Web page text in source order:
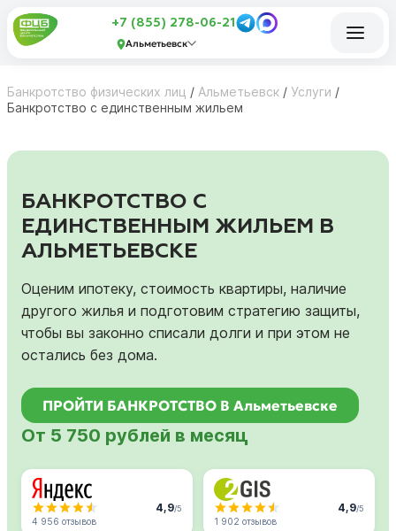
+7 (855) 278-06-21
Альметьевск
Банкротство физических лиц / Альметьевск / Услуги /
Банкротство с единственным жильем
БАНКРОТСТВО С
ЕДИНСТВЕННЫМ ЖИЛЬЕМ В
АЛЬМЕТЬЕВСКЕ
Оценим ипотеку, стоимость квартиры, наличие
другого жилья и подготовим стратегию защиты,
чтобы вы законно списали долги и при этом не
остались без дома.
ПРОЙТИ БАНКРОТСТВО В Альметьевске
От 5 750 рублей в месяц
4,9/5
4 956 отзывов
4,9/5
1 902 отзывов